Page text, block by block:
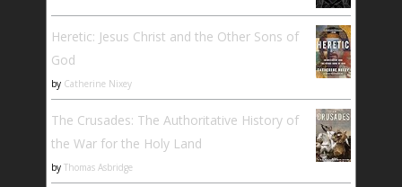
Heretic: Jesus Christ and the Other Sons of
God
by Catherine Nixey
The Crusades: The Authoritative History of
the War for the Holy Land
by Thomas Asbridge